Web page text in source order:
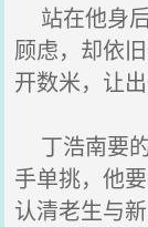
站在他身
顾虑，却依
开数米，让
丁浩南要
手单挑，他
认清老生与